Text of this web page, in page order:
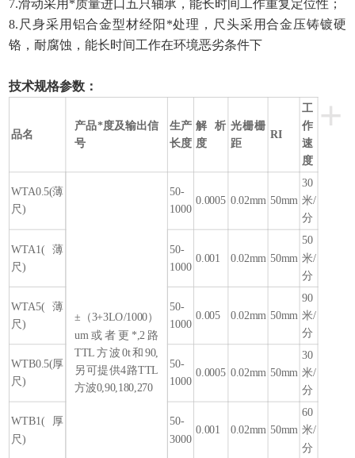
7.滑动采用*质量进口五只轴承，能长时间工作重复定位性；
8.尺身采用铝合金型材经阳*处理，尺头采用合金压铸镀硬
铬，耐腐蚀，能长时间工作在环境恶劣条件下
技术规格参数：
+
品名
产品*度及输出信
号
生产
长度
解析
度
光栅栅
距
RI
工
作
速
度
WTA0.5(薄
尺)
±（3+3LO/1000）
um或者更*,2路
TTL方波0t和90,
另可提供4路TTL
方波0,90,180,270
50-
1000
0.0005 0.02mm 50mm
30
米/
分
WTA1(薄
尺)
50-
1000
0.001 0.02mm 50mm
50
米/
分
WTA5(薄
尺)
50-
1000
0.005 0.02mm 50mm
90
米/
分
WTB0.5(厚
尺)
50-
1000
0.0005 0.02mm 50mm
30
米/
分
WTB1(厚
尺)
50-
3000
0.001 0.02mm 50mm
60
米/
分